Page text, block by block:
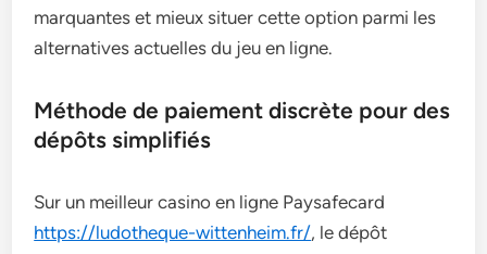
marquantes et mieux situer cette option parmi les
alternatives actuelles du jeu en ligne.
Méthode de paiement discrète pour des
dépôts simplifiés
Sur un meilleur casino en ligne Paysafecard
https://ludotheque-wittenheim.fr/, le dépôt